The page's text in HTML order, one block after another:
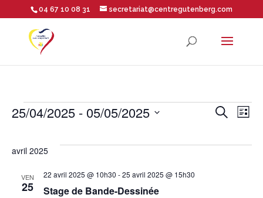
Ouvrir la barre d’outils
04 67 10 08 31 secretariat@centregutenberg.com
Évènements
et
Recherche
de
Liste
25/04/2025 - 05/05/2025
une
avril 2025
VEN
25 Stage de Bande-Dessinée
22 avril 2025 @ 10h30 -25 avril 2025 @ 15h30